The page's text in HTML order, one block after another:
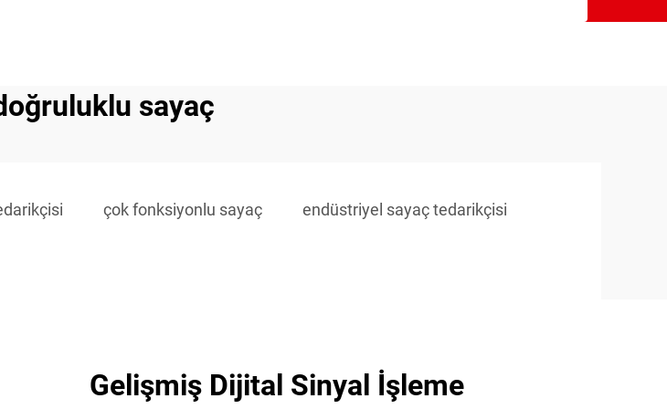
sayaç
çok fonksiyonlu sayaç endüstriyel sayaç tedarikçisi
Gelişmiş Dijital Sinyal İşleme